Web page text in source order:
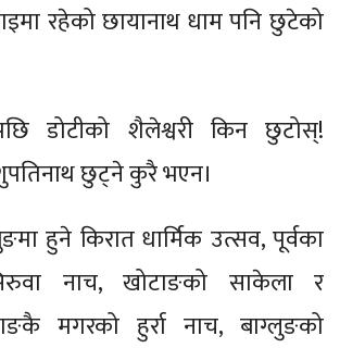
रहेको छायानाथ धाम पनि छुटेको
डोटीको शैलेश्वरी किन छुटोस्!
छुट्ने कुरै भएन।
हुने किरात धार्मिक उत्सव, पूर्वका
नाच, खोटाङको साकेला र
मगरको हुर्रा नाच, बाग्लुङको